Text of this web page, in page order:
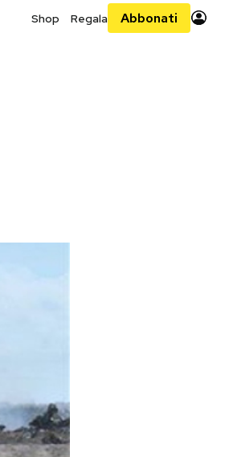
Shop Regala Abbonati